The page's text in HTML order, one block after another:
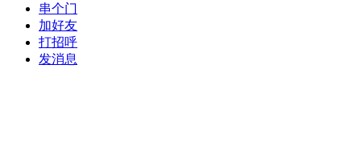
串个门
加好友
打招呼
发消息